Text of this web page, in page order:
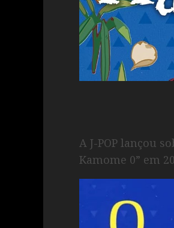
A J-POP lançou
Kamome 0” em